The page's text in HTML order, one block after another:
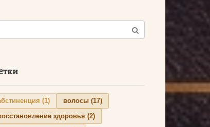
(1) волосы (17)
здоровья (2)